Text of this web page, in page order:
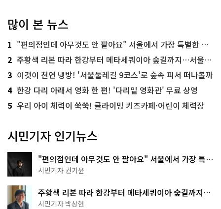
많이 본 뉴스
1 "편의점인데 아무것도 안 팔아요" 서울에서 가장 특별한 편의점의 정체
2 주황색 리본 따라 한강부터 메타세쿼이아 숲길까지…서울둘레길 15코스
3 이것이 천연 냉방! '서울둘레길 9코스'로 숲속 피서 떠나볼까
4 한강 다리 아래서 영화 한 편! '다리밑 영화관' 무료 상영
5 우리 아이 체력이 쑥쑥! 클라이밍 키즈카페·어린이 체력장
시민기자 인기뉴스
"편의점인데 아무것도 안 팔아요" 서울에서 가장 특별
한 편의점의 정체
시민기자 권기윤
주황색 리본 따라 한강부터 메타세쿼이아 숲길까지…
서울둘레길 15코스
시민기자 박상현